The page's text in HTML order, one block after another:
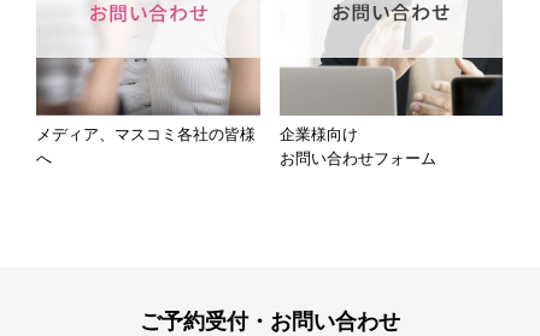
メディア、マスコミ各社の皆様
へ
企業様向け
お問い合わせフォーム
ご予約受付・お問い合わせ